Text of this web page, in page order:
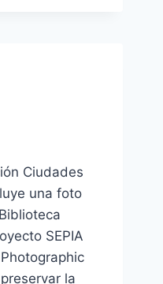
Ciudades
una foto
SEPIA
la